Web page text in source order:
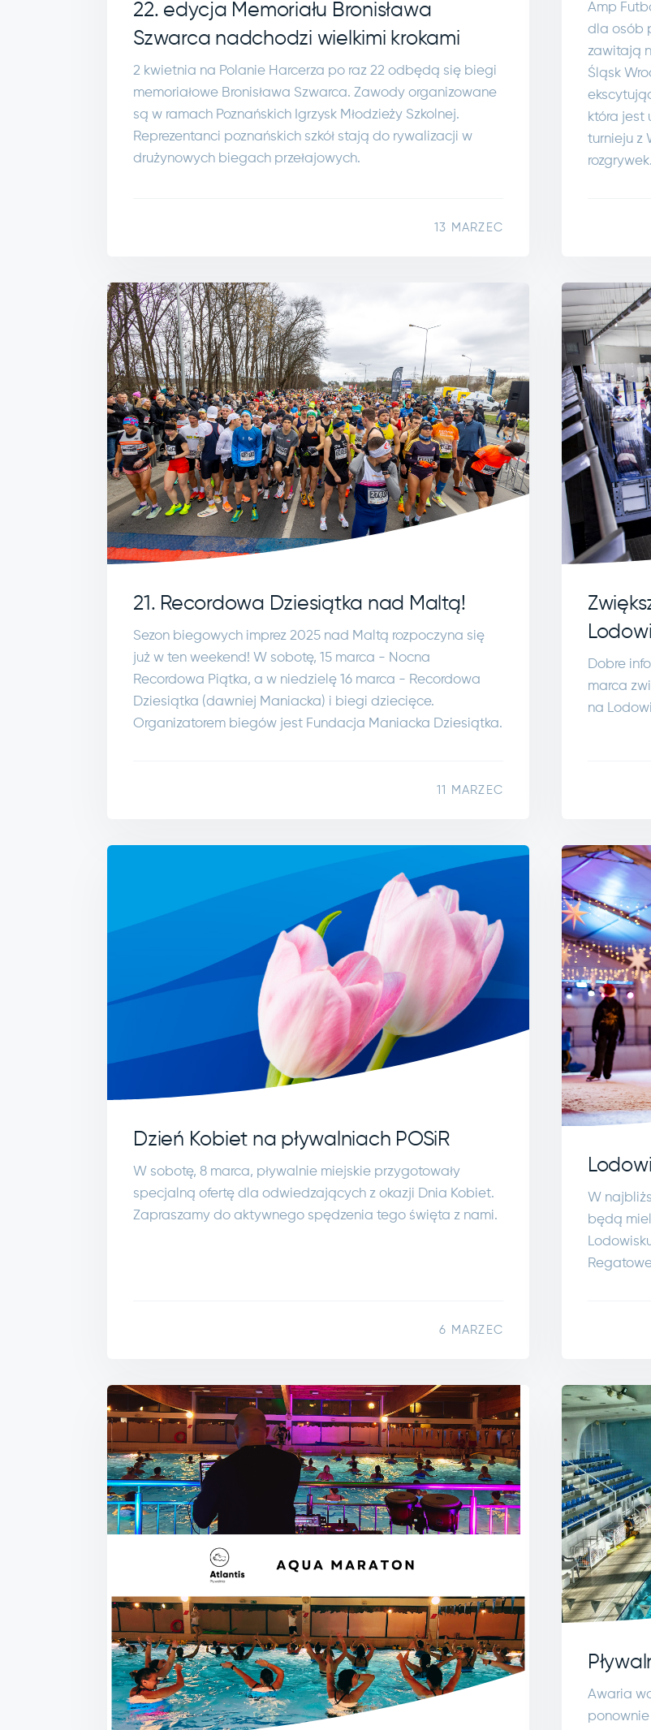
22. edycja Memoriału Bronisława
Szwarca nadchodzi wielkimi krokami
2 kwietnia na Polanie Harcerza po raz 22 odbędą się biegi
memoriałowe Bronisława Szwarca. Zawody organizowane
są w ramach Poznańskich Igrzysk Młodzieży Szkolnej.
Reprezentanci poznańskich szkół stają do rywalizacji w
drużynowych biegach przełajowych.
13 MARZEC
Amp
dla osób
zawitają
Śląsk
która jest
turnieju z
21. Recordowa Dziesiątka nad Maltą!
Sezon biegowych imprez 2025 nad Maltą rozpoczyna się
już w ten weekend! W sobotę, 15 marca - Nocna
Recordowa Piątka, a w niedzielę 16 marca - Recordowa
Dziesiątka (dawniej Maniacka) i biegi dziecięce.
Organizatorem biegów jest Fundacja Maniacka Dziesiątka.
11 MARZEC
Dobre
marca
na
Dzień Kobiet na pływalniach POSiR
W sobotę, 8 marca, pływalnie miejskie przygotowały
specjalną ofertę dla odwiedzających z okazji Dnia Kobiet.
Zapraszamy do aktywnego spędzenia tego święta z nami.
6 MARZEC
W
będą
Awaria